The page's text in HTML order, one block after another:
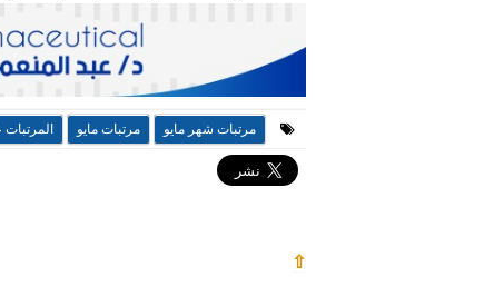
مرتبات شهر مايو مرتبات مايو
⇧